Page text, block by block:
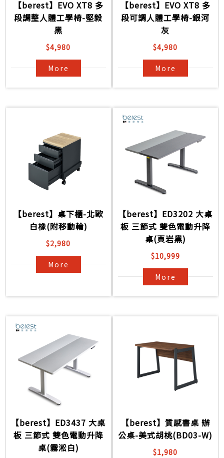
【berest】EVO XT8 多
段調整人體工學椅-堅毅
黑
$4,980
More
【berest】EVO XT8 多
段可調人體工學椅-銀河
灰
$4,980
More
【berest】桌下櫃-北歐
白橡(附移動輪)
$2,980
More
【berest】ED3202 大桌
板 三節式 雙色電動升降
桌(頁岩黑)
$10,999
More
【berest】ED3437 大桌
板 三節式 雙色電動升降
桌(霧淞白)
【berest】質感書桌 辦
公桌-美式胡桃(BD03-W)
$1,980